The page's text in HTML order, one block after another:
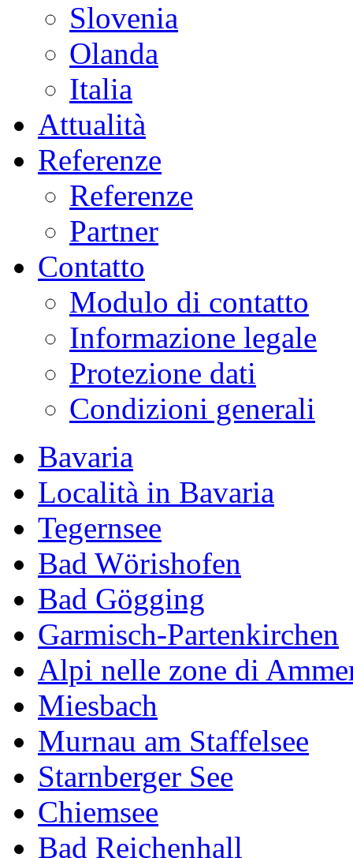
Slovenia
Olanda
Italia
Attualità
Referenze
Referenze
Partner
Contatto
Modulo di contatto
Informazione legale
Protezione dati
Condizioni generali
Bavaria
Località in Bavaria
Tegernsee
Bad Wörishofen
Bad Gögging
Garmisch-Partenkirchen
Alpi nelle zone di
Miesbach
Murnau am Staffelsee
Starnberger See
Chiemsee
Bad Reichenhall